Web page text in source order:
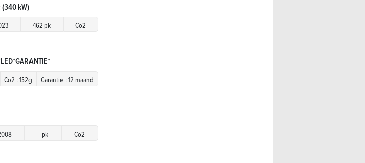
kW)
462 pk Co2
Co2 : 152g Garantie : 12 maand
- pk Co2